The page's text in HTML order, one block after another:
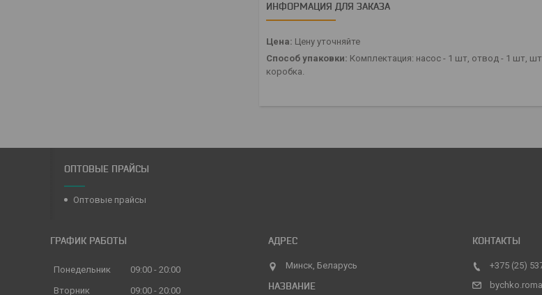
ИНФОРМАЦИЯ ДЛЯ ЗАКАЗА
Цена: Цену уточняйте
Способ упаковки: Комплектация: насос - 1 шт, отвод - 1 шт,
коробка.
ОПТОВЫЕ ПРАЙСЫ
Оптовые прайсы
ГРАФИК РАБОТЫ
Понедельник 09:00
20:00
Вторник
09:00 20:00
Минск, Беларусь
+375 (25)